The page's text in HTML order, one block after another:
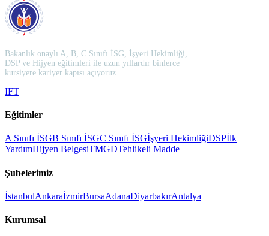
Bakanlık onaylı A, B, C Sınıfı İSG, İşyeri Hekimliği,
DSP ve Hijyen eğitimleri ile uzun yıllardır binlerce
kursiyere kariyer kapısı açıyoruz.
IFT
Eğitimler
A Sınıfı İSGB Sınıfı İSGC Sınıfı İSGİşyeri HekimliğiDSPİlk
YardımHijyen BelgesiTMGDTehlikeli Madde
Şubelerimiz
İstanbulAnkaraİzmirBursaAdanaDiyarbakırAntalya
Kurumsal